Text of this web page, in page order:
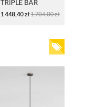
TRIPLE BAR
1487007
SZCZOTKOWANY
1 448,40zł1 704,00zł